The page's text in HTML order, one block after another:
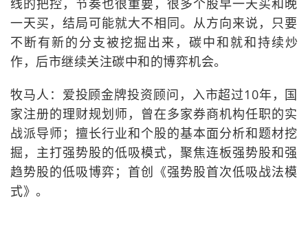
线的把控，节奏也很重要，很多个股早一天买和晚
一天买，结局可能就大不相同。从方向来说，只要
不断有新的分支被挖掘出来，碳中和就和持续炒
作，后市继续关注碳中和的博弈机会。
牧马人：爱投顾金牌投资顾问，入市超过10年，国
家注册的理财规划师，曾在多家券商机构任职的实
战派导师；擅长行业和个股的基本面分析和题材挖
掘，主打强势股的低吸模式，聚焦连板强势股和强
趋势股的低吸博弈；首创《强势股首次低吸战法模
式》。